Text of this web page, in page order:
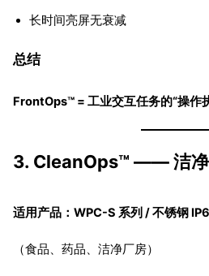
长时间亮屏无衰减
总结
FrontOps™ = 工业交互任务的“操作
3. CleanOps™ —— 洁净
适用产品：WPC-S 系列 / 不锈钢
（食品、药品、洁净厂房）